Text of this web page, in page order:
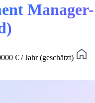
Manager-
€ / Jahr (geschätzt)